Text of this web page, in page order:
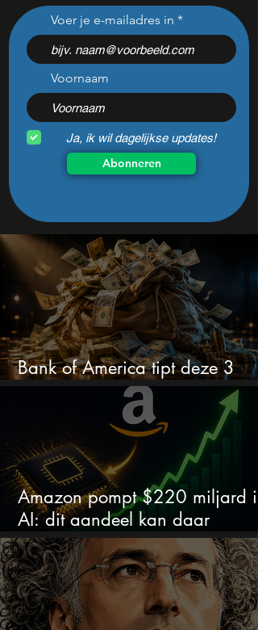
Amazon pompt $220
miljard in AI: dit aandeel
kan daar explosief van
profiteren
Voer je e-mailadres in
Voornaam
Ja, ik wil dagelijkse updates!
Abonneren
Bank of America tipt deze 3
chipaandelen
Amazon pompt $220 miljard in
AI: dit aandeel kan daar
explosief van profiteren